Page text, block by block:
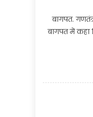
बागपत.
बागपत में